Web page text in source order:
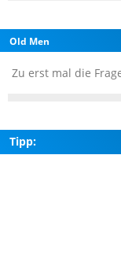
Old Men
Zu erst mal die
Tipp: